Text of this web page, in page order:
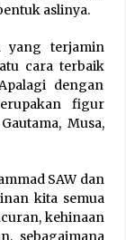
aslinya.
yang terjamin
cara terbaik
dengan
figur
Musa,
SAW dan
kita semua
kehinaan
sebagaimana